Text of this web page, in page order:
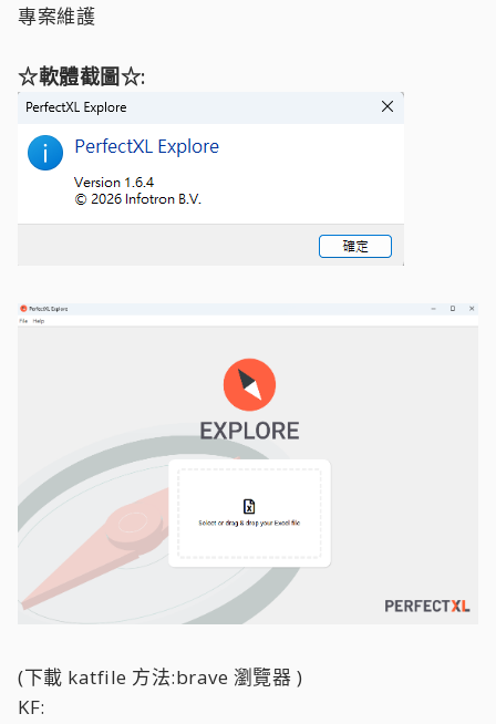
專案維護
☆軟體截圖☆:
(下載 katfile 方法:brave 瀏覽器 )
KF: